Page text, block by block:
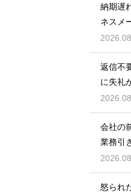
納期遅
ネスメ
返信不
に失礼
会社の
業務引
怒られ